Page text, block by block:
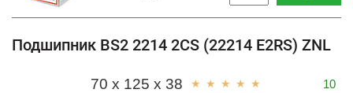
Подшипник BS2 2214 2CS (22214 E2RS) ZNL
10
70 x 125 x 38